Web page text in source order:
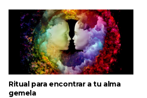
Ritual para encontrar a tu alma
gemela